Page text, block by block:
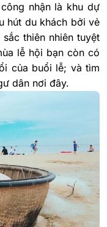
nhận là khu dự
hút du khách bởi vẻ
thiên nhiên tuyệt
lễ hội bạn còn có
của buổi lễ; và tìm
dân nơi đây.